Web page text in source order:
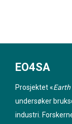
EO4SA
Prosjektet «
undersøker
industri.